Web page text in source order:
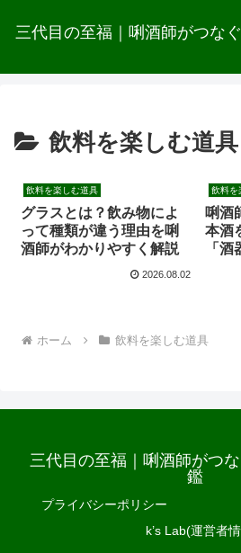
三代目の至福｜唎酒師がつな
飲料を楽しむ道具
飲料を楽しむ道具
グラスとは？飲み物によ
って種類が違う理由を唎
酒師がわかりやすく解説
2026.08.02
飲料を
唎酒
本酒
「
ホーム 飲料を楽しむ道具
三代目の至福｜唎酒師がつ
鑑
プライバシーポリシー
k’s Lab(運営者